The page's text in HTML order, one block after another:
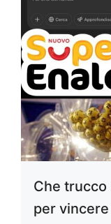
Che trucco
per vincere